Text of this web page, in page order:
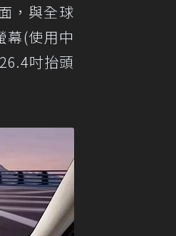
，與全球
幕(使用中
吋抬頭